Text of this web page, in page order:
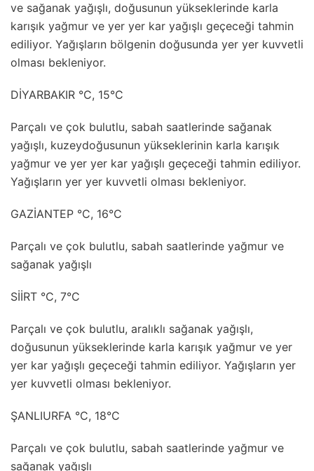
ve sağanak yağışlı, doğusunun yükseklerinde karla
karışık yağmur ve yer yer kar yağışlı geçeceği tahmin
ediliyor. Yağışların bölgenin doğusunda yer yer kuvvetli
olması bekleniyor.
DİYARBAKIR °C, 15°C
Parçalı ve çok bulutlu, sabah saatlerinde sağanak
yağışlı, kuzeydoğusunun yükseklerinin karla karışık
yağmur ve yer yer kar yağışlı geçeceği tahmin ediliyor.
Yağışların yer yer kuvvetli olması bekleniyor.
GAZİANTEP °C, 16°C
Parçalı ve çok bulutlu, sabah saatlerinde yağmur ve
sağanak yağışlı
SİİRT °C, 7°C
Parçalı ve çok bulutlu, aralıklı sağanak yağışlı,
doğusunun yükseklerinde karla karışık yağmur ve yer
yer kar yağışlı geçeceği tahmin ediliyor. Yağışların yer
yer kuvvetli olması bekleniyor.
ŞANLIURFA °C, 18°C
Parçalı ve çok bulutlu, sabah saatlerinde yağmur ve
sağanak yağışlı